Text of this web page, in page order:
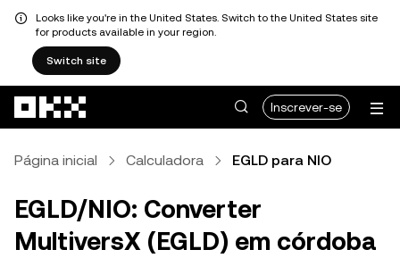
Looks like you're in the United States. Switch to the United States site
for products available in your region.
Switch site
Inscrever-se
Página inicial Calculadora EGLD para NIO
EGLD/NIO: Converter
MultiversX (EGLD) em córdoba